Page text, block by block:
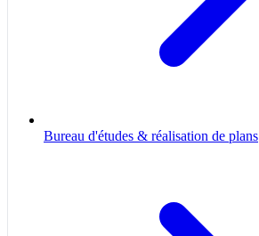
Bureau d'études & réalisation de plans